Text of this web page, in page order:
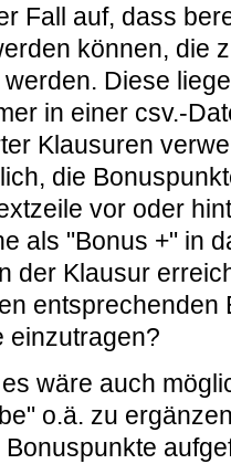
Fall auf, dass
können, die
Diese
in einer csv.-
Klausuren
die
vor oder
als "Bonus +" in
der Klausur
einzutragen?
es wäre auch
o.ä. zu